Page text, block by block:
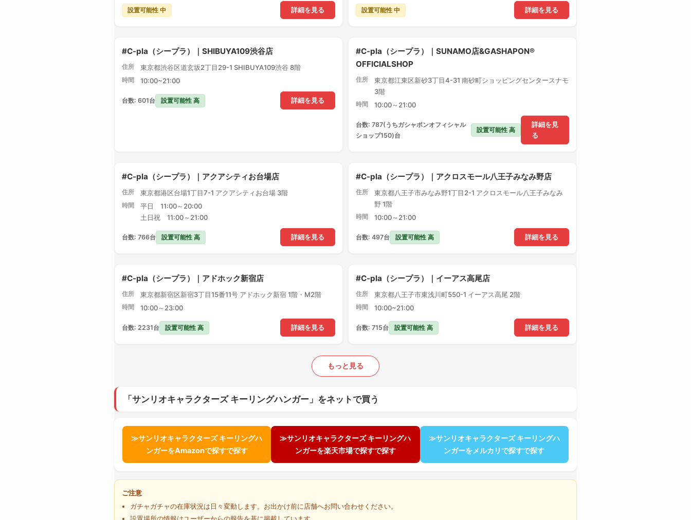
詳細を見る
設置可能性 中 詳細を見る
設置可能性 中
#C-pla（シープラ）｜SHIBUYA109渋谷店
住所 東京都渋谷区道玄坂2丁目29-1 SHIBUYA109渋谷 8階
時間 10:00~21:00
詳細を見る
台数: 601台 設置可能性 高
#C-pla（シープラ）｜SUNAMO店&GASHAPON®
OFFICIALSHOP
住所
東京都江東区新砂3丁目4-31 南砂町ショッピングセンタースナモ
3階
時間 10:00～21:00
詳細を見
る
台数: 787(うちガシャポンオフィシャル
ショップ150)台
設置可能性 高
#C-pla（シープラ）｜アクアシティお台場店
住所 東京都港区台場1丁目7-1 アクアシティお台場 3階
時間
平日 11:00～20:00
土日祝 11:00～21:00
詳細を見る
台数: 766台 設置可能性 高
#C-pla（シープラ）｜アクロスモール八王子みなみ野店
住所
東京都八王子市みなみ野1丁目2-1 アクロスモール八王子みなみ
野 1階
時間 10:00～21:00
詳細を見る
台数: 497台 設置可能性 高
#C-pla（シープラ）｜アドホック新宿店
住所 東京都新宿区新宿3丁目15番11号 アドホック新宿 1階・M2階
時間 10:00～23:00
詳細を見る
台数: 2231台 設置可能性 高
#C-pla（シープラ）｜イーアス高尾店
住所 東京都八王子市東浅川町550-1 イーアス高尾 2階
時間 10:00~21:00
詳細を見る
台数: 715台 設置可能性 高
もっと見る
「サンリオキャラクターズ キーリングハンガー」をネットで買う
≫サンリオキャラクターズ キーリングハ
ンガーをAmazonで探すで探す
≫サンリオキャラクターズ キーリングハ
ンガーを楽天市場で探すで探す
≫サンリオキャラクターズ キーリングハ
ンガーをメルカリで探すで探す
ご注意
ガチャガチャの在庫状況は日々変動します。お出かけ前に店舗へお問い合わせください。